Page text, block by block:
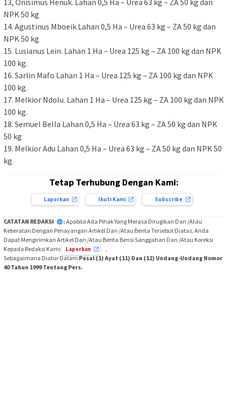
13, Onisimus Henuk. Lahan 0,5 Ha – Urea 63 kg – ZA 50 kg dan
NPK 50 kg
14. Agustinus Mboeik.Lahan 0,5 Ha – Urea 63 kg – ZA 50 kg dan
NPK 50 kg
15. Lusianus Lein. Lahan 1 Ha – Urea 125 kg – ZA 100 kg dan NPK
100 kg.
16. Sarlin Mafo Lahan 1 Ha – Urea 125 kg – ZA 100 kg dan NPK
100 kg.
17. Melkior Ndolu. Lahan 1 Ha – Urea 125 kg – ZA 100 kg dan NPK
100 kg.
18. Semuel Bella Lahan 0,5 Ha – Urea 63 kg – ZA 50 kg dan NPK
50 kg
19. Melkior Adu Lahan 0,5 Ha – Urea 63 kg – ZA 50 kg dan NPK 50
kg
Tetap Terhubung Dengan Kami:
Laporkan Ikuti Kami Subscribe
CATATAN REDAKSI : Apabila Ada Pihak Yang Merasa Dirugikan Dan /Atau
Keberatan Dengan Penayangan Artikel Dan /Atau Berita Tersebut Diatas, Anda
Dapat Mengirimkan Artikel Dan /Atau Berita Berisi Sanggahan Dan /Atau Koreksi
Kepada Redaksi Kami
Laporkan
,
Sebagaimana Diatur DalamPasal (1) Ayat (11) Dan (12) Undang-Undang Nomor
40 Tahun 1999 Tentang Pers.